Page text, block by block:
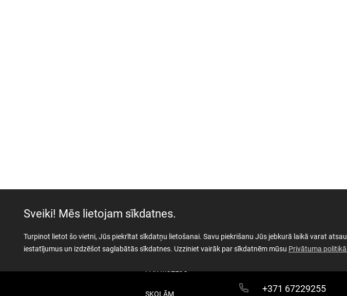
Sveiki! Mēs lietojam sīkdatnes.
Turpinot lietot šo vietni, Jūs piekrītat sīkdatņu lietošanai. Savu piekrišanu Jūs jebkurā laikā varat
iestatījumus un izdzēšot saglabātās sīkdatnes. Uzziniet vairāk par sīkdatnēm mūsu Privātuma
AKTUALITĀTES
SKOLĀM
Latviešu strēlnieku
+371 67229255